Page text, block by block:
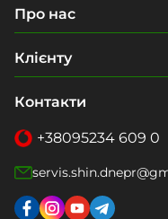
Про нас
Клієнту
Контакти
+38095234 609 0